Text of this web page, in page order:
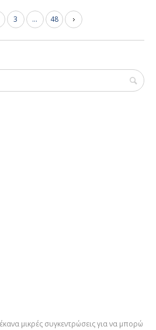
3 … 48
μικρές συγκεντρώσεις για να μπορώ